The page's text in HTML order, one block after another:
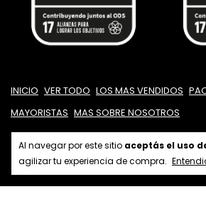
Al navegar por este sitio aceptás el uso
agilizar tu experiencia de compra.
INICIO VER TODO LOS MAS VENDIDOS
MAYORISTAS MAS SOBRE NOSOTROS